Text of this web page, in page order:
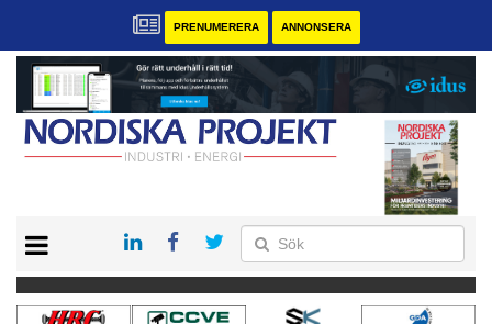
PRENUMERERA ANNONSERA
KONTAKT